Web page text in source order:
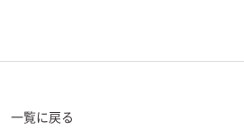
一覧に戻る